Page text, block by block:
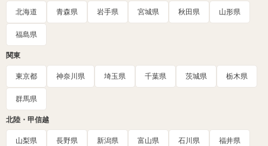
北海道 青森県 岩手県 宮城県 秋田県 山形県
福島県
関東
東京都 神奈川県 埼玉県 千葉県 茨城県 栃木県
群馬県
北陸・甲信越
山梨県 長野県 新潟県 富山県 石川県 福井県